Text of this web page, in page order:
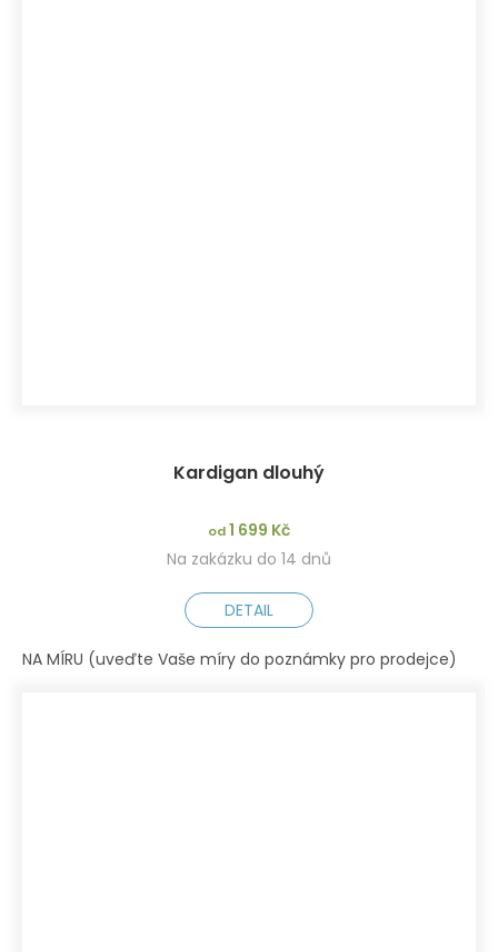
Kardigan dlouhý
od1 699 Kč
Na zakázku do 14 dnů
DETAIL
NA MÍRU (uveďte Vaše míry do poznámky pro prodejce)